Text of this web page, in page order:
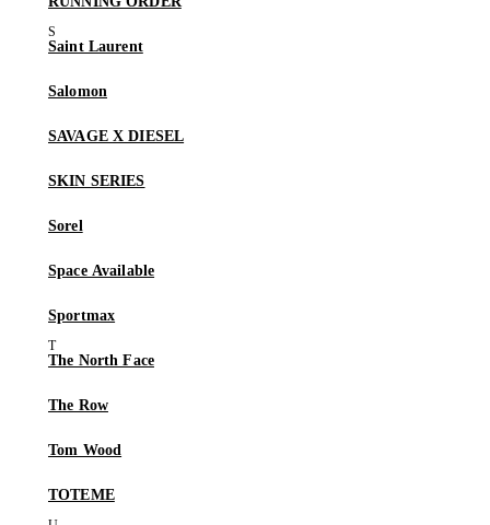
Saint Laurent
Salomon
SAVAGE X DIESEL
SKIN SERIES
Sorel
Space Available
Sportmax
The North Face
The Row
Tom Wood
TOTEME